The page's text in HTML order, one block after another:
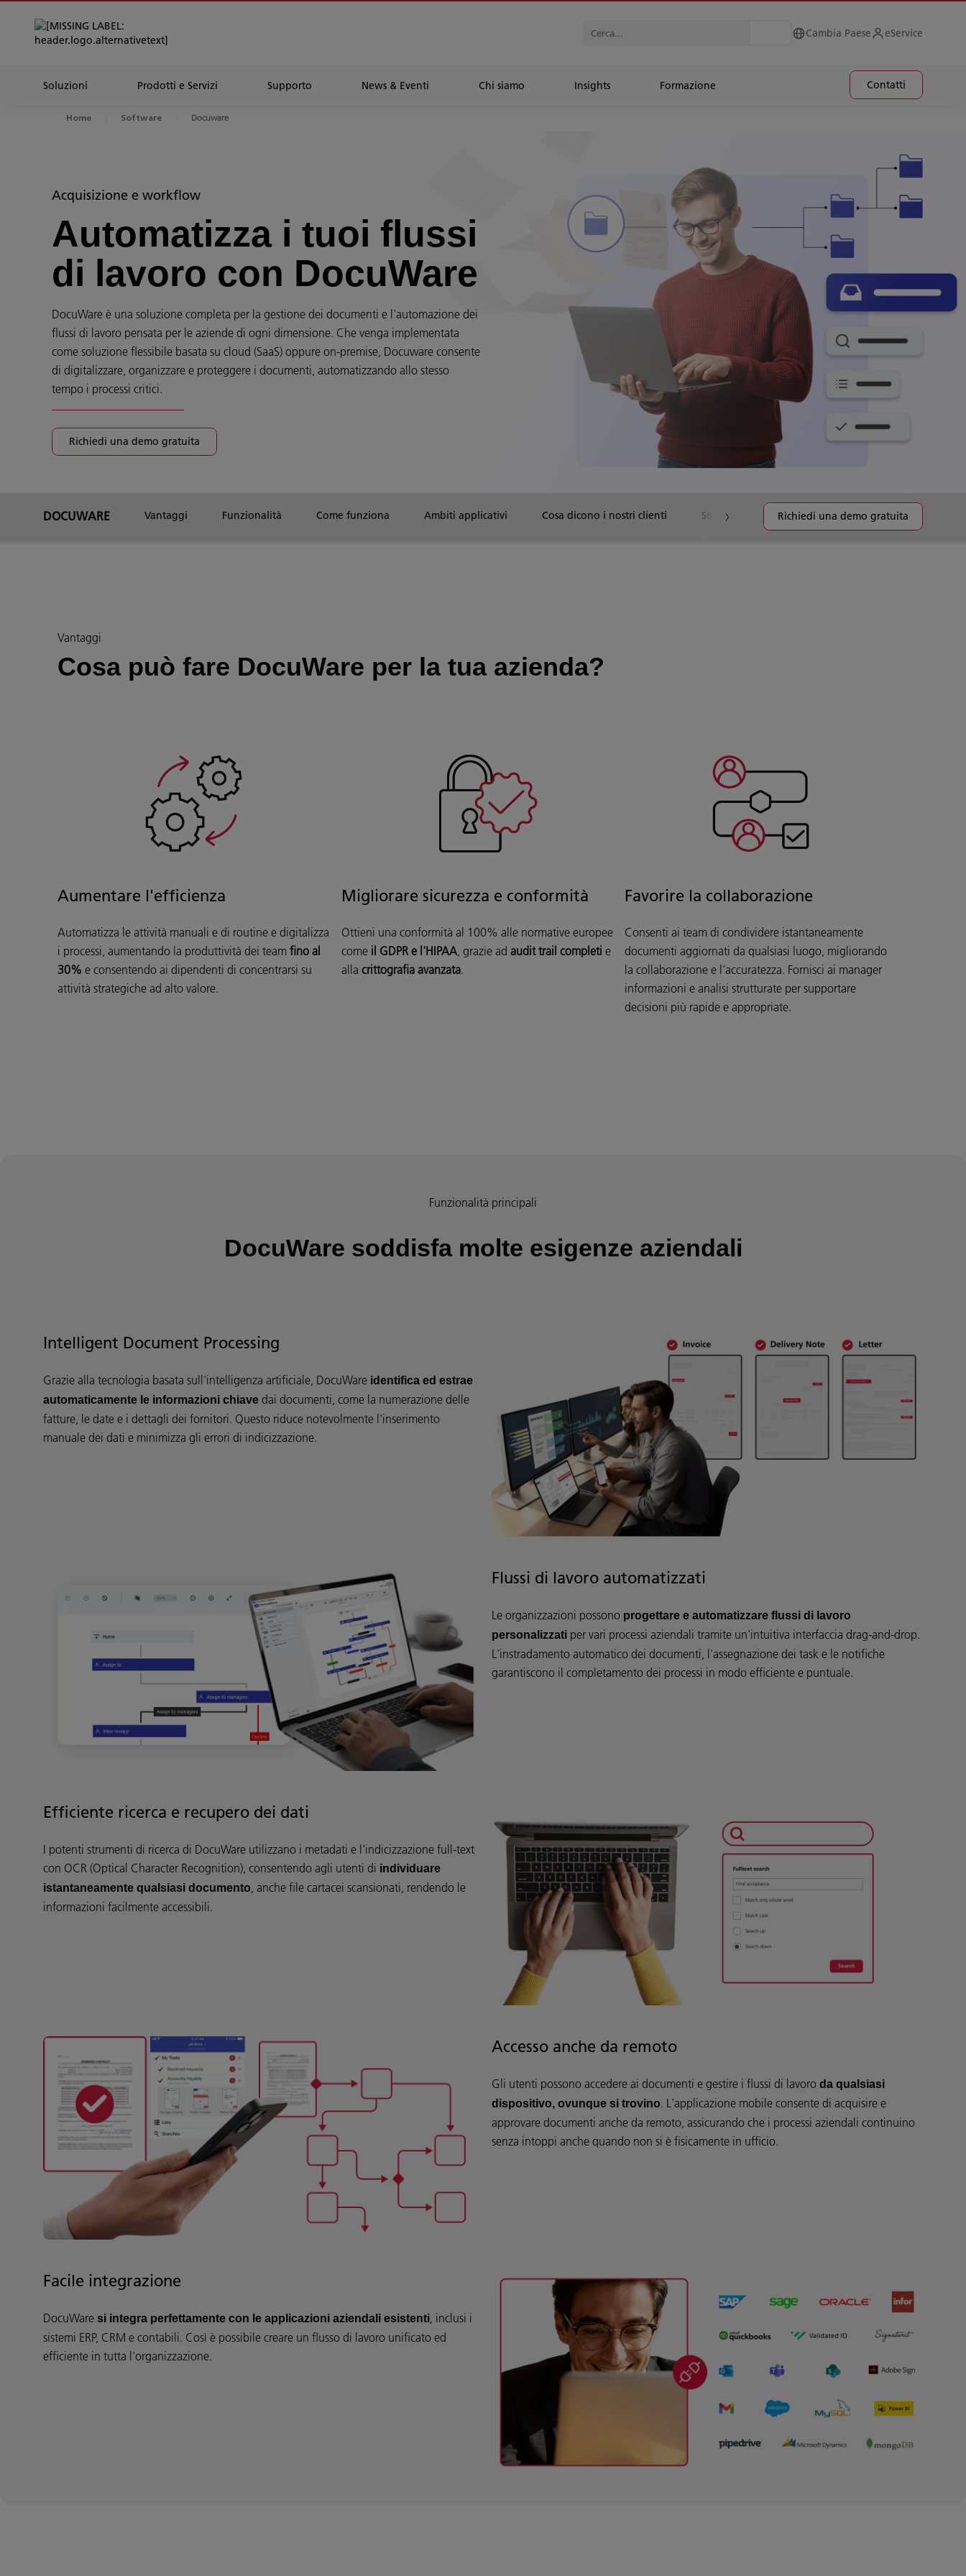
Cambia Paese eService
Soluzioni Prodotti e Servizi Supporto News & Eventi Chi siamo Insights Formazione Contatti
Home Software Docuware
Acquisizione e workflow
Automatizza i tuoi flussi
di lavoro con DocuWare
DocuWare è una soluzione completa per la gestione dei documenti e l'automazione dei
flussi di lavoro pensata per le aziende di ogni dimensione. Che venga implementata
come soluzione flessibile basata su cloud (SaaS) oppure on-premise, Docuware consente
di digitalizzare, organizzare e proteggere i documenti, automatizzando allo stesso
tempo i processi critici.
Richiedi una demo gratuita
DOCUWARE Vantaggi Funzionalità Come funziona Ambiti applicativi Cosa dicono i nostri clienti Servizi correlati FAQ Insights
Richiedi una demo gratuita
Vantaggi
Cosa può fare DocuWare per la tua azienda?
Aumentare l'efficienza
Automatizza le attività manuali e di routine e digitalizza
i processi, aumentando la produttività dei team fino al
30% e consentendo ai dipendenti di concentrarsi su
attività strategiche ad alto valore.
Migliorare sicurezza e conformità
Ottieni una conformità al 100% alle normative europee
come il GDPR e l'HIPAA, grazie ad audit trail completi e
alla crittografia avanzata.
Favorire la collaborazione
Consenti ai team di condividere istantaneamente
documenti aggiornati da qualsiasi luogo, migliorando
la collaborazione e l'accuratezza. Fornisci ai manager
informazioni e analisi strutturate per supportare
decisioni più rapide e appropriate.
Funzionalità principali
DocuWare soddisfa molte esigenze aziendali
Intelligent Document Processing
Grazie alla tecnologia basata sull'intelligenza artificiale, DocuWare identifica ed estrae
automaticamente le informazioni chiave dai documenti, come la numerazione delle
fatture, le date e i dettagli dei fornitori. Questo riduce notevolmente l'inserimento
manuale dei dati e minimizza gli errori di indicizzazione.
Flussi di lavoro automatizzati
Le organizzazioni possono progettare e automatizzare flussi di lavoro
personalizzati per vari processi aziendali tramite un'intuitiva interfaccia drag-and-drop.
L'instradamento automatico dei documenti, l'assegnazione dei task e le notifiche
garantiscono il completamento dei processi in modo efficiente e puntuale.
Efficiente ricerca e recupero dei dati
I potenti strumenti di ricerca di DocuWare utilizzano i metadati e l'indicizzazione full-text
con OCR (Optical Character Recognition), consentendo agli utenti di individuare
istantaneamente qualsiasi documento , anche file cartacei scansionati, rendendo le
informazioni facilmente accessibili.
Accesso anche da remoto
Gli utenti possono accedere ai documenti e gestire i flussi di lavoro da qualsiasi
dispositivo, ovunque si trovino. L'applicazione mobile consente di acquisire e
approvare documenti anche da remoto, assicurando che i processi aziendali continuino
senza intoppi anche quando non si è fisicamente in ufficio.
Facile integrazione
DocuWare si integra perfettamente con le applicazioni aziendali esistenti , inclusi i
sistemi ERP, CRM e contabili. Così è possibile creare un flusso di lavoro unificato ed
efficiente in tutta l'organizzazione.